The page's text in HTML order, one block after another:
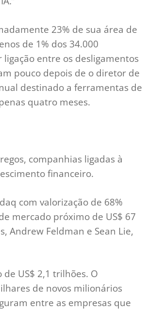
23% de sua área de
de 1% dos 34.000
entre os desligamentos
pouco depois de o diretor de
destinado a ferramentas de
quatro meses.
companhias ligadas à
financeiro.
com valorização de 68%
mercado próximo de US$ 67
Andrew Feldman e Sean Lie,
US$ 2,1 trilhões. O
de novos milionários
entre as empresas que